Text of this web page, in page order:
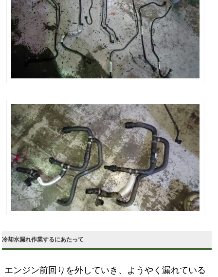
冷却水漏れ作業するにあたって
エンジン前回りを外していき、ようやく漏れている